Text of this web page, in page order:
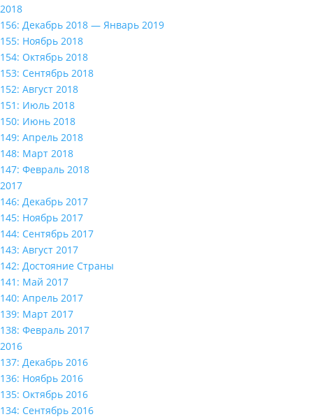
2018
156: Декабрь 2018 — Январь 2019
155: Ноябрь 2018
154: Октябрь 2018
153: Сентябрь 2018
152: Август 2018
151: Июль 2018
150: Июнь 2018
149: Апрель 2018
148: Март 2018
147: Февраль 2018
2017
146: Декабрь 2017
145: Ноябрь 2017
144: Сентябрь 2017
143: Август 2017
142: Достояние Страны
141: Май 2017
140: Апрель 2017
139: Март 2017
138: Февраль 2017
2016
137: Декабрь 2016
136: Ноябрь 2016
135: Октябрь 2016
134: Сентябрь 2016